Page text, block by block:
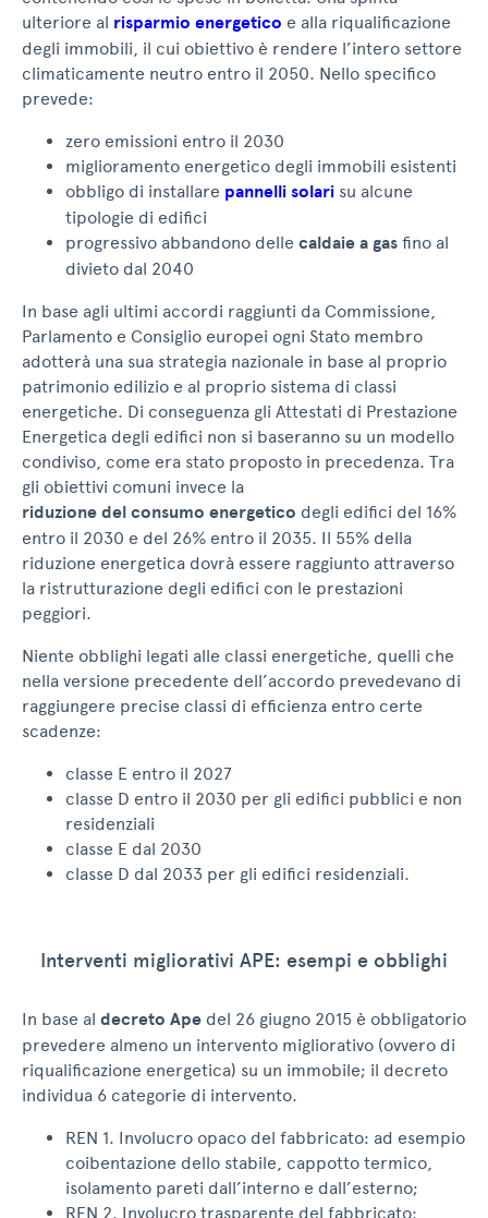
ulteriore al risparmio energetico e alla riqualificazione
degli immobili, il cui obiettivo è rendere l’intero settore
climaticamente neutro entro il 2050. Nello specifico
prevede:
zero emissioni entro il 2030
miglioramento energetico degli immobili esistenti
obbligo di installare pannelli solari su alcune
tipologie di edifici
progressivo abbandono delle caldaie a gas fino al
divieto dal 2040
In base agli ultimi accordi raggiunti da Commissione,
Parlamento e Consiglio europei ogni Stato membro
adotterà una sua strategia nazionale in base al proprio
patrimonio edilizio e al proprio sistema di classi
energetiche. Di conseguenza gli Attestati di Prestazione
Energetica degli edifici non si baseranno su un modello
condiviso, come era stato proposto in precedenza. Tra
gli obiettivi comuni invece la
riduzione del consumo energetico degli edifici del 16%
entro il 2030 e del 26% entro il 2035. Il 55% della
riduzione energetica dovrà essere raggiunto attraverso
la ristrutturazione degli edifici con le prestazioni
peggiori.
Niente obblighi legati alle classi energetiche, quelli che
nella versione precedente dell’accordo prevedevano di
raggiungere precise classi di efficienza entro certe
scadenze:
classe E entro il 2027
classe D entro il 2030 per gli edifici pubblici e non
residenziali
classe E dal 2030
classe D dal 2033 per gli edifici residenziali.
Interventi migliorativi APE: esempi e obblighi
In base al decreto Ape del 26 giugno 2015 è obbligatorio
prevedere almeno un intervento migliorativo (ovvero di
riqualificazione energetica) su un immobile; il decreto
individua 6 categorie di intervento.
REN 1. Involucro opaco del fabbricato: ad esempio
coibentazione dello stabile, cappotto termico,
isolamento pareti dall’interno e dall’esterno;
REN 2. Involucro trasparente del fabbricato: